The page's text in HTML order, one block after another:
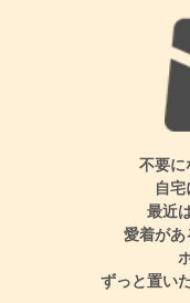
不要に
自
最近
愛着があ
ずっと置い